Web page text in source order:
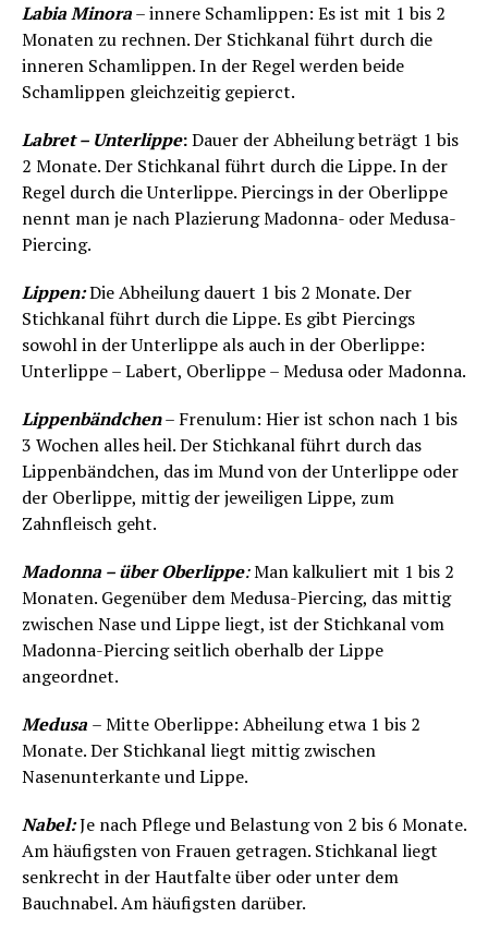
Labia Minora– innere Schamlippen: Es ist mit 1 bis 2
Monaten zu rechnen. Der Stichkanal führt durch die
inneren Schamlippen. In der Regel werden beide
Schamlippen gleichzeitig gepierct.
Labret – Unterlippe:Dauer der Abheilung beträgt 1 bis
2 Monate. Der Stichkanal führt durch die Lippe. In der
Regel durch die Unterlippe. Piercings in der Oberlippe
nennt man je nach Plazierung Madonna- oder Medusa-
Piercing.
Lippen:Die Abheilung dauert 1 bis 2 Monate. Der
Stichkanal führt durch die Lippe. Es gibt Piercings
sowohl in der Unterlippe als auch in der Oberlippe:
Unterlippe – Labert, Oberlippe – Medusa oder Madonna.
Lippenbändchen– Frenulum: Hier ist schon nach 1 bis
3 Wochen alles heil. Der Stichkanal führt durch das
Lippenbändchen, das im Mund von der Unterlippe oder
der Oberlippe, mittig der jeweiligen Lippe, zum
Zahnfleisch geht.
Madonna – über Oberlippe:Man kalkuliert mit 1 bis 2
Monaten. Gegenüber dem Medusa-Piercing, das mittig
zwischen Nase und Lippe liegt, ist der Stichkanal vom
Madonna-Piercing seitlich oberhalb der Lippe
angeordnet.
Medusa – Mitte Oberlippe: Abheilung etwa 1 bis 2
Monate. Der Stichkanal liegt mittig zwischen
Nasenunterkante und Lippe.
Nabel:Je nach Pflege und Belastung von 2 bis 6 Monate.
Am häufigsten von Frauen getragen. Stichkanal liegt
senkrecht in der Hautfalte über oder unter dem
Bauchnabel. Am häufigsten darüber.